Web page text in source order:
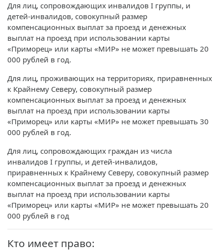
Для лиц, сопровождающих инвалидов I группы, и
детей-инвалидов, совокупный размер
компенсационных выплат за проезд и денежных
выплат на проезд при использовании карты
«Приморец» или карты «МИР» не может превышать 20
000 рублей в год.
Для лиц, проживающих на территориях, приравненных
к Крайнему Северу, совокупный размер
компенсационных выплат за проезд и денежных
выплат на проезд при использовании карты
«Приморец» или карты «МИР» не может превышать 30
000 рублей в год.
Для лиц, сопровождающих граждан из числа
инвалидов I группы, и детей-инвалидов,
приравненных к Крайнему Северу, совокупный размер
компенсационных выплат за проезд и денежных
выплат на проезд при использовании карты
«Приморец» или карты «МИР» не может превышать 20
000 рублей в год
Кто имеет право: